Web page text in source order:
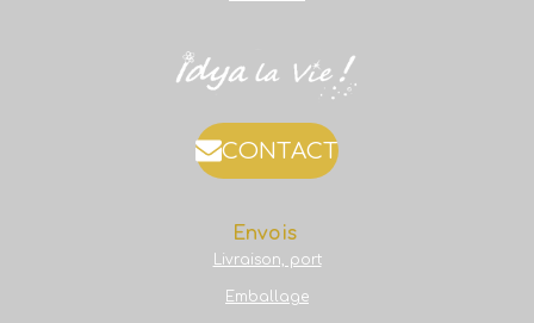
CONTACT
Envois
Livraison, port
Emballage